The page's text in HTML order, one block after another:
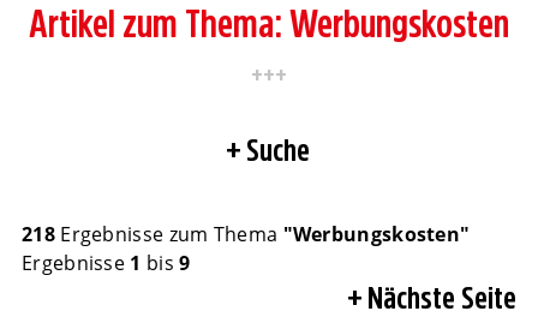
Artikel zum Thema: Werbungskosten
Suche
218Ergebnisse zum Thema "Werbungskosten"
Ergebnisse 1 bis9
Nächste Seite